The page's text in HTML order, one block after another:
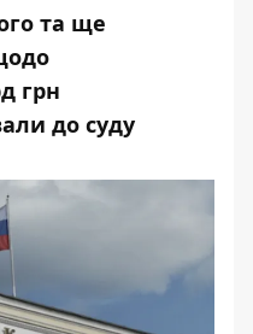
та ще
грн
до суду